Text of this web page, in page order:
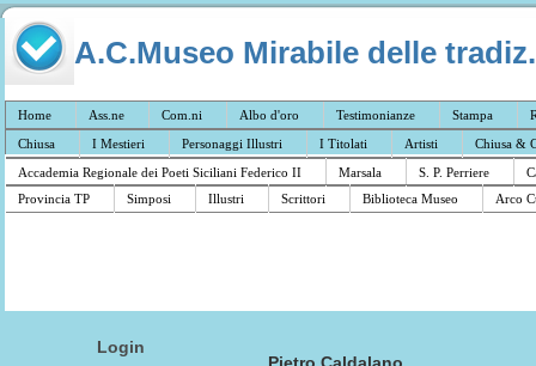
A.C.Museo Mirabile delle
Home Ass.ne Com.ni Albo d'oro Testimonianze Stampa
Chiusa
I Mestieri Personaggi Illustri I Titolati Artisti
Chiusa &
Accademia Regionale dei Poeti Siciliani Federico II
Marsala S. P. Perriere
Provincia TP
Simposi Illustri Scrittori Biblioteca Museo Arco
Login